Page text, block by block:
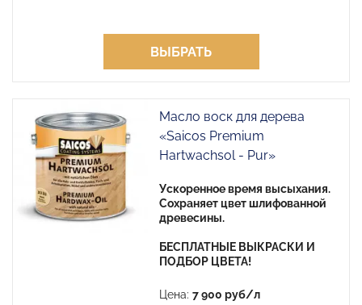
ВЫБРАТЬ
Масло воск для дерева
«Saicos Premium
Hartwachsol - Pur»
Ускоренное время высыхания.
Сохраняет цвет шлифованной
древесины.
БЕСПЛАТНЫЕ ВЫКРАСКИ И
ПОДБОР ЦВЕТА!
Цена:7 900 руб/л